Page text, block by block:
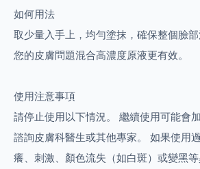
如何用法
取少量入手上，均勻塗抹，確保整個臉
您的皮膚問題混合高濃度原液更有效。
使用注意事項
請停止使用以下情況。 繼續使用可能會
諮詢皮膚科醫生或其他專家。 如果使用
癢、刺激、顏色流失（如白斑）或變黑